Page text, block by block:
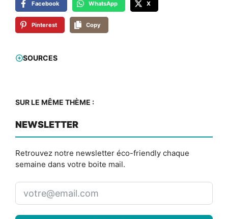
Facebook WhatsApp X
Pinterest Copy
SOURCES
SUR LE MÊME THÈME :
NEWSLETTER
Retrouvez notre newsletter éco-friendly chaque
semaine dans votre boite mail.